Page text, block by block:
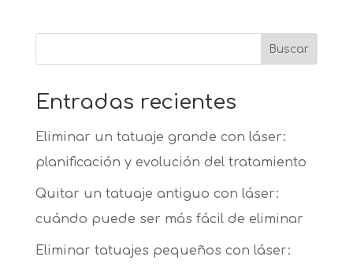
Buscar
Entradas recientes
Eliminar un tatuaje grande con láser:
planificación y evolución del tratamiento
Quitar un tatuaje antiguo con láser:
cuándo puede ser más fácil de eliminar
Eliminar tatuajes pequeños con láser: